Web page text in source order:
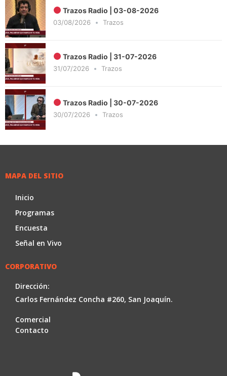
Trazos Radio | 03-08-2026
03/08/2026 Trazos
Trazos Radio | 31-07-2026
31/07/2026 Trazos
Trazos Radio | 30-07-2026
30/07/2026 Trazos
MAPA DEL SITIO
Inicio
Programas
Encuesta
Señal en Vivo
CORPORATIVO
Dirección:
Carlos Fernández Concha #260, San Joaquín.
Comercial
Contacto